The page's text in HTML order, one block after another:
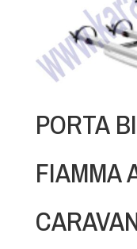
PORTA
FIAMMA